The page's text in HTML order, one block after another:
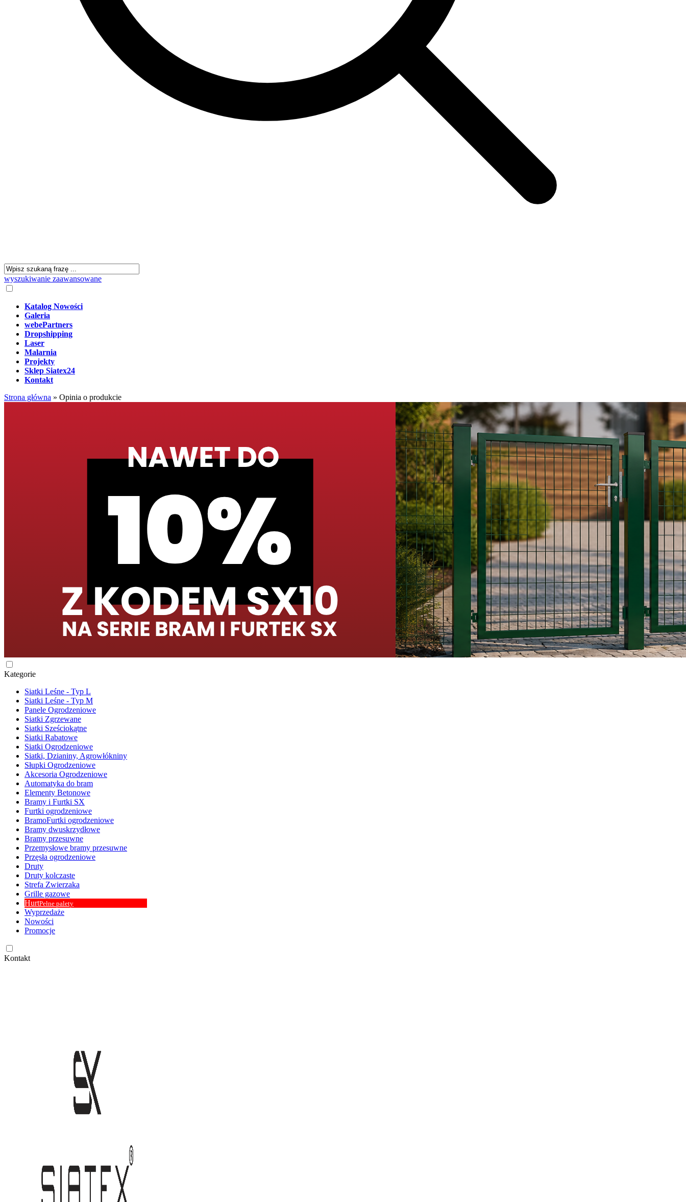
wyszukiwanie zaawansowane
Katalog Nowości
Galeria
webePartners
Dropshipping
Laser
Malarnia
Projekty
Sklep Siatex24
Kontakt
Strona główna » Opinia o produkcie
Kategorie
Siatki Leśne - Typ L
Siatki Leśne - Typ M
Panele Ogrodzeniowe
Siatki Zgrzewane
Siatki Sześciokątne
Siatki Rabatowe
Siatki Ogrodzeniowe
Siatki, Dzianiny, Agrowłókniny
Słupki Ogrodzeniowe
Akcesoria Ogrodzeniowe
Automatyka do bram
Elementy Betonowe
Bramy i Furtki SX
Furtki ogrodzeniowe
BramoFurtki ogrodzeniowe
Bramy dwuskrzydłowe
Bramy przesuwne
Przemysłowe bramy przesuwne
Przęsła ogrodzeniowe
Druty
Druty kolczaste
Strefa Zwierzaka
Grille gazowe
HurtPełne palety
Wyprzedaże
Nowości
Promocje
Kontakt